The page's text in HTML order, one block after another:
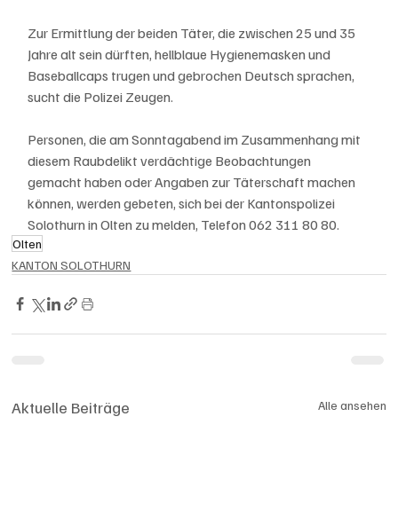
Zur Ermittlung der beiden Täter, die zwischen 25 und 35
Jahre alt sein dürften, hellblaue Hygienemasken und
Baseballcaps trugen und gebrochen Deutsch sprachen,
sucht die Polizei Zeugen.
Personen, die am Sonntagabend im Zusammenhang mit
diesem Raubdelikt verdächtige Beobachtungen
gemacht haben oder Angaben zur Täterschaft machen
können, werden gebeten, sich bei der Kantonspolizei
Solothurn in Olten zu melden, Telefon 062 311 80 80.
Olten
KANTON SOLOTHURN
Aktuelle Beiträge Alle ansehen